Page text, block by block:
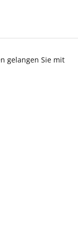
gelangen Sie mit